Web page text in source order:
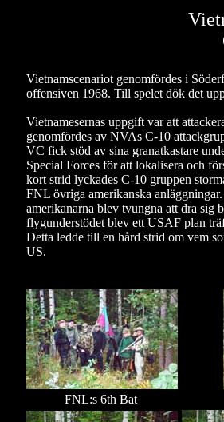
Vietnamscenariot genomfördes i
offensiven 1968. Till spelet dök det
Vietnamesernas uppgift var att
genomfördes av NVAs C-10
VC fick stöd av sina granatkastare
Special Forces för att lokalisera och
kort strid lyckades C-10 gruppen
FNL övriga amerikanska
amerikanarna blev tvungna att dra sig
flygunderstödet blev ett USAF plan
Detta ledde till en hård strid om vem
US.
FNL:s 6th Bat